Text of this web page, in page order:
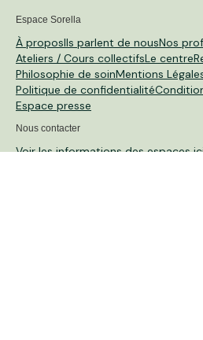
Espace Sorella
À proposIls parlent de nousNos
Ateliers / Cours collectifsLe centre
Philosophie de soinMentions
Politique de confidentialité
Espace presse
Nous contacter
Voir les informations des espaces